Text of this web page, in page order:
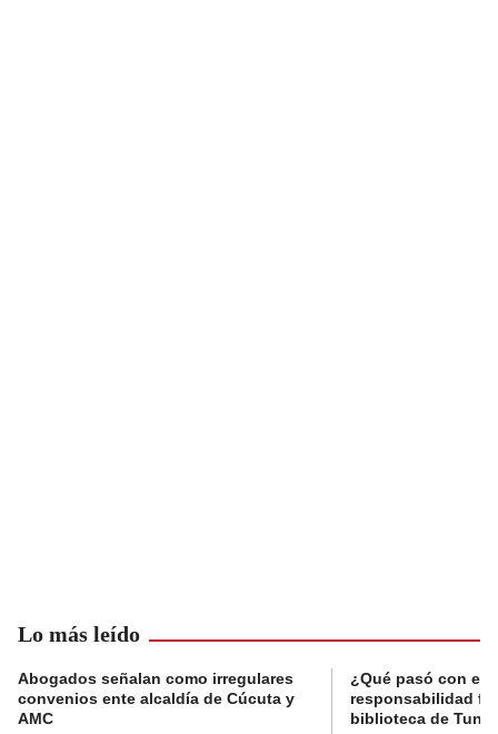
Lo más leído
Abogados señalan como irregulares
convenios ente alcaldía de Cúcuta y
AMC
¿Qué pasó con el
responsabilidad
biblioteca de